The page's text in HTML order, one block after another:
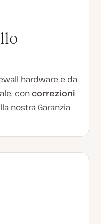
hardware e da
con correzioni
nostra Garanzia